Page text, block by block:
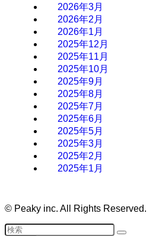
2026年3月
2026年2月
2026年1月
2025年12月
2025年11月
2025年10月
2025年9月
2025年8月
2025年7月
2025年6月
2025年5月
2025年3月
2025年2月
2025年1月
© Peaky inc. All Rights Reserved.